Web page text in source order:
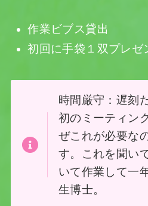
作業ビブス貸出
初回に手袋１双プレゼ
時間厳守：遅刻
初のミーティン
ぜこれが必要な
す。これを聞い
いて作業して一
生博士。